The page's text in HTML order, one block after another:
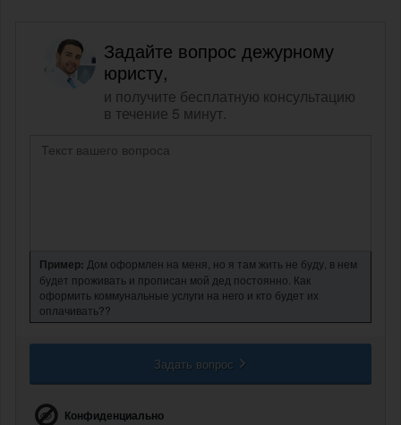
Задайте вопрос дежурному
юристу,
и получите бесплатную консультацию
в течение 5 минут.
Пример: Дом оформлен на меня, но я там жить не буду, в нем
будет проживать и прописан мой дед постоянно. Как
оформить коммунальные услуги на него и кто будет их
оплачивать??
Задать вопрос
Конфиденциально